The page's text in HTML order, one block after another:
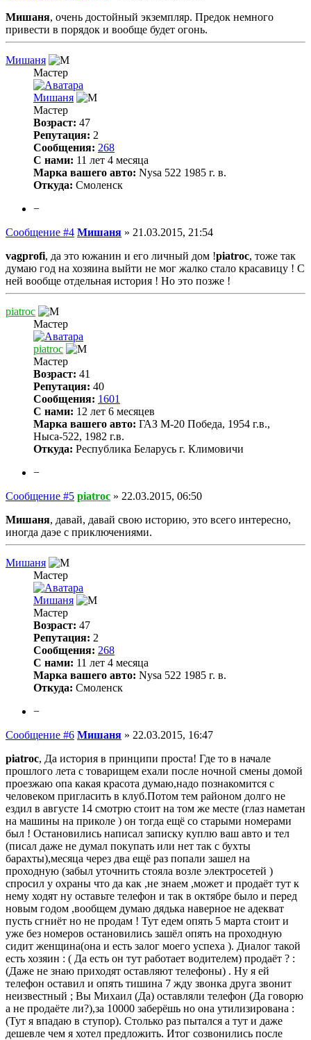
Мишаня, очень достойный экземпляр. Предок немного
привести в порядок и вообще будет огонь.
Мишаня
Мастер
Мишаня
Мастер
Возраст: 47
Репутация: 2
Сообщения: 268
С нами: 11 лет 4 месяца
Марка вашего авто: Nysa 522 1985 г. в.
Откуда: Смоленск
−
Сообщение #4 Мишаня » 21.03.2015, 21:54
vagprofi, да это южанин и его личный дом !piatroc, тоже так
думаю год на хозяина выйти не мог жалко стало красавицу ! С
ней вообще отдельная история ! Но это позже !
piatroc
Мастер
piatroc
Мастер
Возраст: 41
Репутация: 40
Сообщения: 1601
С нами: 12 лет 6 месяцев
Марка вашего авто: ГАЗ М-20 Победа, 1954 г.в.,
Ныса-522, 1982 г.в.
Откуда: Республика Беларусь г. Климовичи
−
Сообщение #5 piatroc » 22.03.2015, 06:50
Мишаня, давай, давай свою историю, это всего интересно,
иногда даэе с приключениями.
Мишаня
Мастер
Мишаня
Мастер
Возраст: 47
Репутация: 2
Сообщения: 268
С нами: 11 лет 4 месяца
Марка вашего авто: Nysa 522 1985 г. в.
Откуда: Смоленск
−
Сообщение #6 Мишаня » 22.03.2015, 16:47
piatroc, Да история в принципи проста! Где то в начале
прошлого лета с товарищем ехали после ночной смены домой
проезжаю опа какая красота думаю,надо познакомится с
человеком пригласить в клуб.Потом тем районом долго не
ездил в августе 14 смотрю стоит на том же месте (глаз наметан
на машины на приколе ) он тогда ещё со старыми номерами
был ! Остановились написал записку куплю ваш авто и тел
(писал даже не думал покупать или нет так с бухты
барахты),месяца через два ещё раз попали зашел на
проходную (забыл уточнить стояла возле электросетей )
спросил у охраны что да как ,не знаем ,может и продаёт тут к
нему ходят ну оставьте телефон и так в октябре было и перед
новым годом ,вообщем думаю дядька наверное не адекват
пусть сгниёт но не продам ! Тут едем опять 5 марта стоит и
уже без номеров остановились зашёл опять на проходную
сидит женщина(она и есть залог моего успеха ). Диалог такой
есть хозяин : ( Да есть он тут работает водителем) продаёт ? :
(Даже не знаю приходят оставляют телефоны) . Ну я ей
телефон оставил и опять тишина 7 жду звонка друга звонит
неизвестный ; Вы Михаил (Да) оставляли телефон (Да говорю
а не продаёте ли?),за 10000 заберёшь но она утилизирована :
(Тут я впадаю в ступор). Столько раз пытался а тут и даже
дешевле чем я хотел предложить. Итог созвонились после